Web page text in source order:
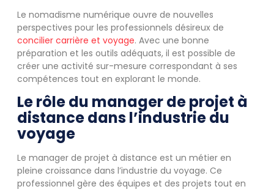
Le nomadisme numérique ouvre de nouvelles
perspectives pour les professionnels désireux de
concilier carrière et voyage. Avec une bonne
préparation et les outils adéquats, il est possible de
créer une activité sur-mesure correspondant à ses
compétences tout en explorant le monde.
Le rôle du manager de projet à
distance dans l’industrie du
voyage
Le manager de projet à distance est un métier en
pleine croissance dans l’industrie du voyage. Ce
professionnel gère des équipes et des projets tout en